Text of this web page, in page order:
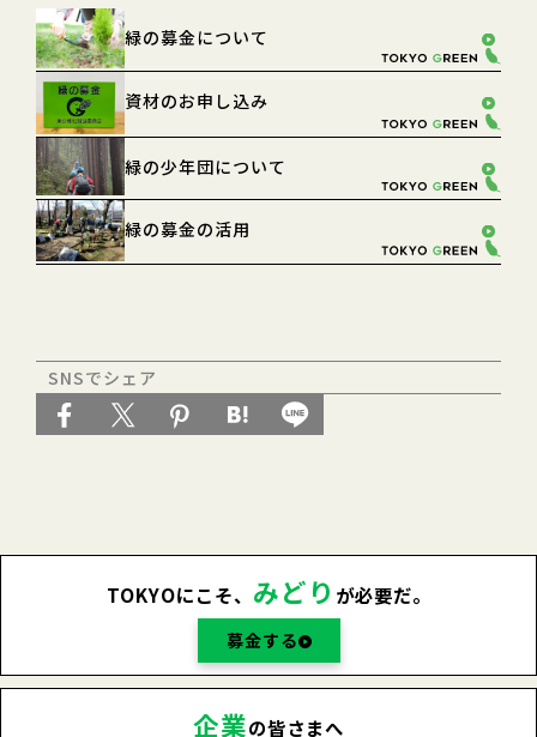
緑の募金について
資材のお申し込み
緑の少年団について
緑の募金の活用
SNSでシェア
TOKYOにこそ、 みどり が必要だ。
募金する
企業の皆さまへ